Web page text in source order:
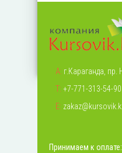
А: г.Караганда,
Т: +7-771-313-54-90
Е:
Принимаем к оплате: